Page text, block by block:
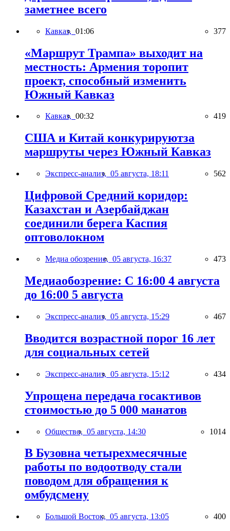
заметнее всего
Кавказ, 01:06 377
«Маршрут Трампа» выходит на
местность: Армения торопит
проект, способный изменить
Южный Кавказ
Кавказ, 00:32 419
США и Китай конкурируютза
маршруты через Южный Кавказ
Экспресс-анализ, 05 августа, 18:11 562
Цифровой Средний коридор:
Казахстан и Азербайджан
соединили берега Каспия
оптоволокном
Медиа обозрение, 05 августа, 16:37 473
Медиаобозрение: С 16:00 4 августа
до 16:00 5 августа
Экспресс-анализ, 05 августа, 15:29 467
Вводится возрастной порог 16 лет
для социальных сетей
Экспресс-анализ, 05 августа, 15:12 434
Упрощена передача госактивов
стоимостью до 5 000 манатов
Общество, 05 августа, 14:30 1014
В Бузовна четырехмесячные
работы по водоотводу стали
поводом для обращения к
омбудсмену
Большой Восток, 05 августа, 13:05 400